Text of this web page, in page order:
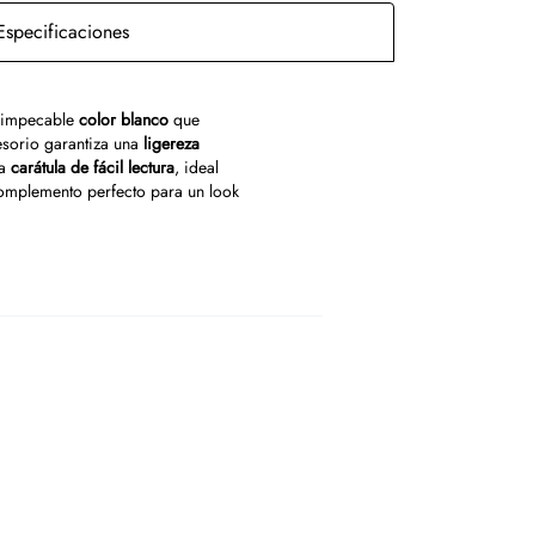
color blanco que
garantiza una ligereza
carátula de fácil lectura, ideal
perfecto para un look